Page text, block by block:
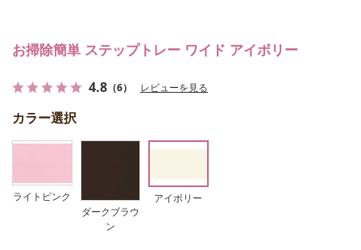
お掃除簡単 ステップトレー ワイド アイボリー
4.8 （6） レビューを見る
カラー選択
ライトピンク
ダークブラウ
ン
アイボリー